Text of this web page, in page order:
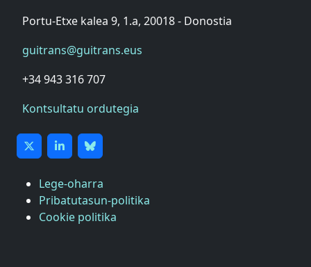
Portu-Etxe kalea 9, 1.a, 20018 - Donostia
guitrans@guitrans.eus
+34 943 316 707
Kontsultatu ordutegia
Lege-oharra
Pribatutasun-politika
Cookie politika